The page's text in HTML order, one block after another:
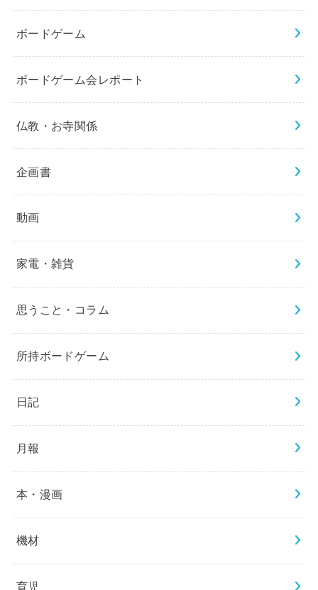
ボードゲーム
ボードゲーム会レポート
仏教・お寺関係
企画書
動画
家電・雑貨
思うこと・コラム
所持ボードゲーム
日記
月報
本・漫画
機材
育児